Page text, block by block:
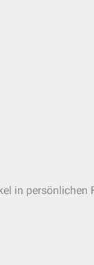
in persönlichen